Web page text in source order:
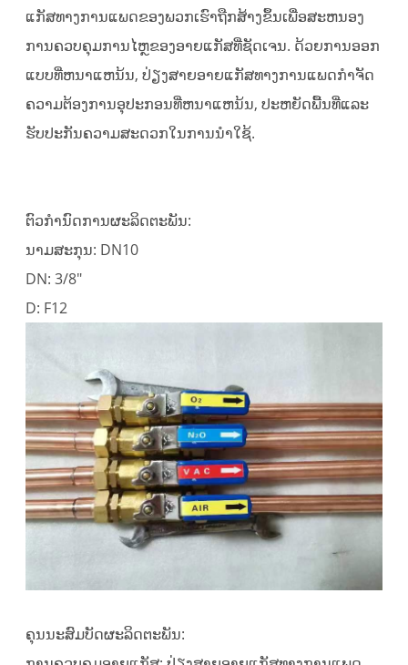
ແກັສທາງການແພດຂອງພວກເຮົາຖືກສ້າງຂຶ້ນເພື່ອສະຫນອງ
ການຄວບຄຸມການໄຫຼຂອງອາຍແກັສທີ່ຊັດເຈນ. ດ້ວຍການອອກ
ແບບທີ່ຫນາແຫນ້ນ, ປ່ຽງສາຍອາຍແກັສທາງການແພດກໍາຈັດ
ຄວາມຕ້ອງການອຸປະກອນທີ່ຫນາແຫນ້ນ, ປະຫຍັດພື້ນທີ່ແລະ
ຮັບປະກັນຄວາມສະດວກໃນການນໍາໃຊ້.
ຕົວກໍານົດການຜະລິດຕະພັນ:
ນາມສະກຸນ: DN10
DN: 3/8"
D: F12
ຄຸນ​ນະ​ສົມ​ບັດ​ຜະ​ລິດ​ຕະ​ພັນ​: